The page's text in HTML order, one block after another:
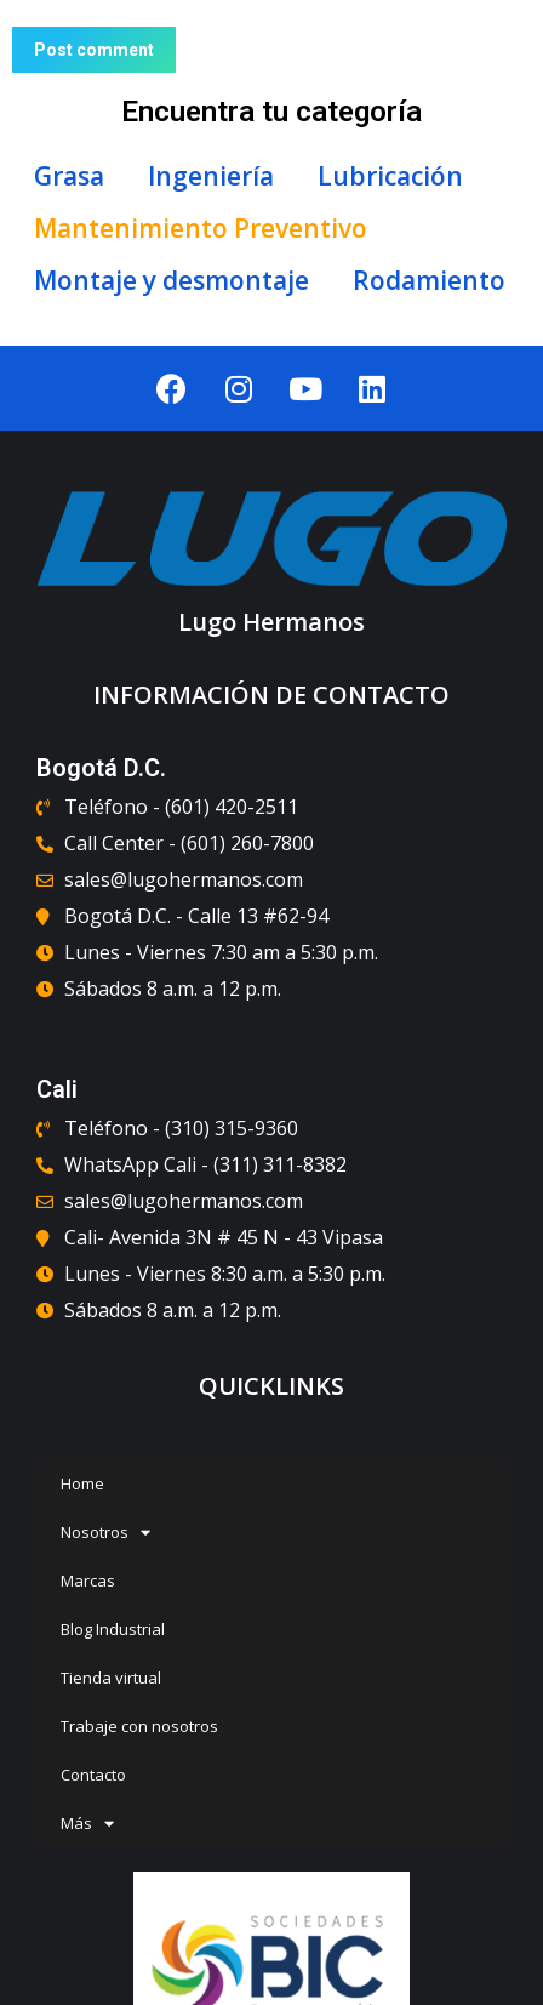
Post comment
Encuentra tu categoría
Grasa
Ingeniería
Lubricación
Mantenimiento Preventivo
Montaje y desmontaje
Rodamiento
Lugo Hermanos
INFORMACIÓN DE CONTACTO
Bogotá D.C.
Teléfono - (601) 420-2511
Call Center - (601) 260-7800
sales@lugohermanos.com
Bogotá D.C. - Calle 13 #62-94
Lunes - Viernes 7:30 am a 5:30 p.m.
Sábados 8 a.m. a 12 p.m.
Cali
Teléfono - (310) 315-9360
WhatsApp Cali - (311) 311-8382
sales@lugohermanos.com
Cali- Avenida 3N # 45 N - 43 Vipasa
Lunes - Viernes 8:30 a.m. a 5:30 p.m.
Sábados 8 a.m. a 12 p.m.
QUICKLINKS
Home
Nosotros
Marcas
Blog Industrial
Tienda virtual
Trabaje con nosotros
Contacto
Más